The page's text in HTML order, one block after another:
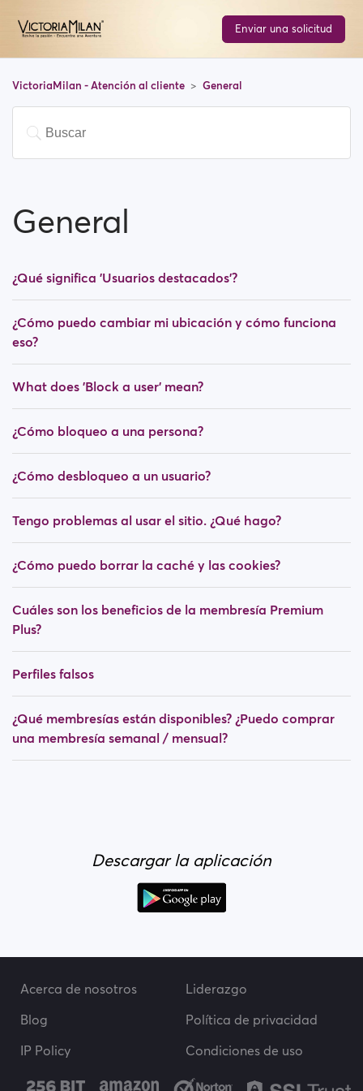
Enviar una solicitud
VictoriaMilan - Atención al cliente General
General
¿Qué significa 'Usuarios destacados'?
¿Cómo puedo cambiar mi ubicación y cómo funciona
eso?
What does 'Block a user' mean?
¿Cómo bloqueo a una persona?
¿Cómo desbloqueo a un usuario?
Tengo problemas al usar el sitio. ¿Qué hago?
¿Cómo puedo borrar la caché y las cookies?
Cuáles son los beneficios de la membresía Premium
Plus?
Perfiles falsos
¿Qué membresías están disponibles? ¿Puedo comprar
una membresía semanal / mensual?
Descargar la aplicación
Acerca de nosotros
Liderazgo
Blog
Política de privacidad
IP Policy
Condiciones de uso